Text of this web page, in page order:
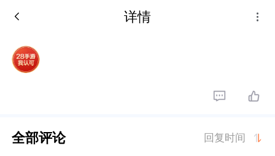
详情
全部评论 回复时间